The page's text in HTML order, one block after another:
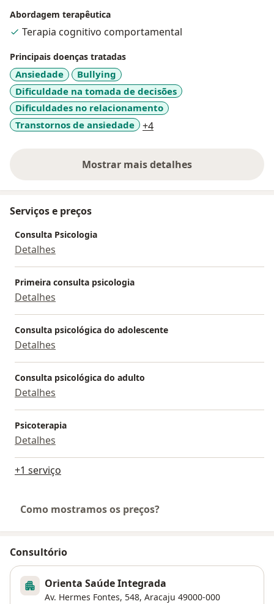
Abordagem terapêutica
Terapia cognitivo comportamental
Principais doenças tratadas
Ansiedade
Bullying
Dificuldade na tomada de decisões
Dificuldades no relacionamento
Transtornos de ansiedade
+4a11y_sr_more_diseases
Mostrar mais detalhes
sobre a experiência
Serviços e preços
Consulta Psicologia
Detalhes
Primeira consulta psicologia
Detalhes
Consulta psicológica do adolescente
Detalhes
Consulta psicológica do adulto
Detalhes
Psicoterapia
Detalhes
+1 serviço
Como mostramos os preços?
Consultório
Orienta Saúde Integrada
Av. Hermes Fontes, 548, Aracaju 49000-000